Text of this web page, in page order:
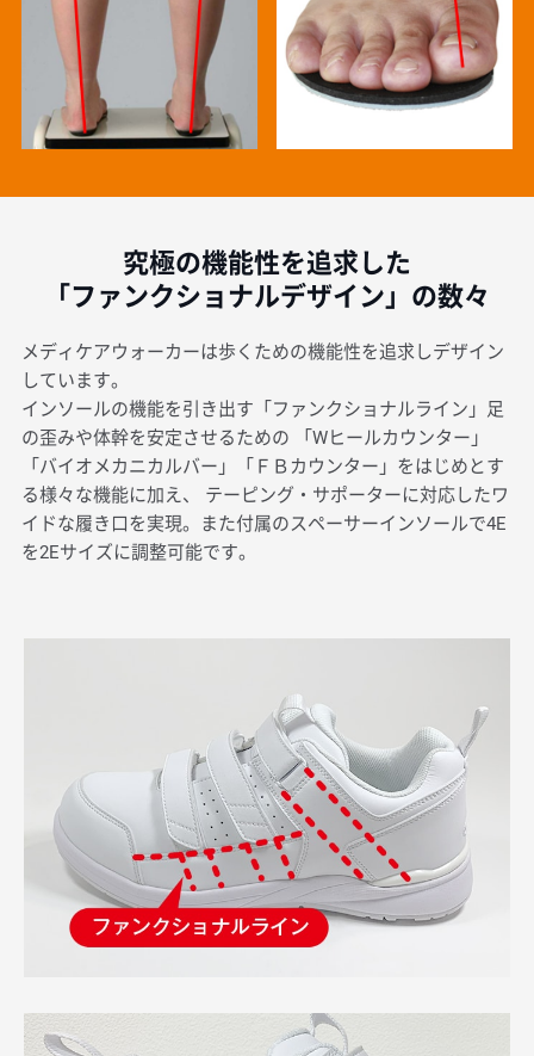
究極の機能性を追求した
「ファンクショナルデザイン」の数々
メディケアウォーカーは歩くための機能性を追求しデザイン
しています。
インソールの機能を引き出す「ファンクショナルライン」足
の歪みや体幹を安定させるための 「Wヒールカウンター」
「バイオメカニカルバー」「ＦＢカウンター」をはじめとす
る様々な機能に加え、
テーピング・サポーターに対応したワ
イドな履き口を実現。また付属のスペーサーインソールで4E
を2Eサイズに調整可能です。